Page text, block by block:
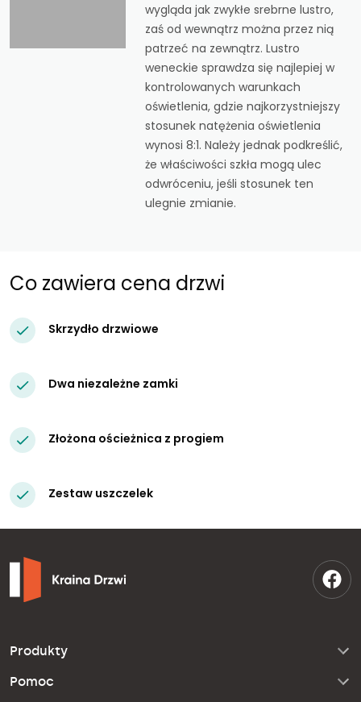
wygląda jak zwykłe srebrne lustro,
zaś od wewnątrz można przez nią
patrzeć na zewnątrz. Lustro
weneckie sprawdza się najlepiej w
kontrolowanych warunkach
oświetlenia, gdzie najkorzystniejszy
stosunek natężenia oświetlenia
wynosi 8:1. Należy jednak podkreślić,
że właściwości szkła mogą ulec
odwróceniu, jeśli stosunek ten
ulegnie zmianie.
Co zawiera cena drzwi
Skrzydło drzwiowe
Dwa niezależne zamki
Złożona ościeżnica z progiem
Zestaw uszczelek
Produkty
Pomoc